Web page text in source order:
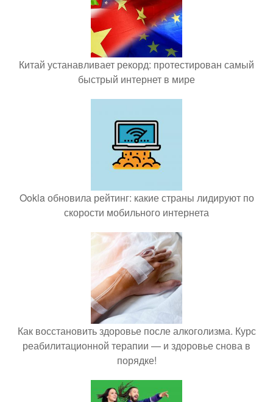
Китай устанавливает рекорд: протестирован самый
быстрый интернет в мире
Ookla обновила рейтинг: какие страны лидируют по
скорости мобильного интернета
Как восстановить здоровье после алкоголизма. Курс
реабилитационной терапии — и здоровье снова в
порядке!